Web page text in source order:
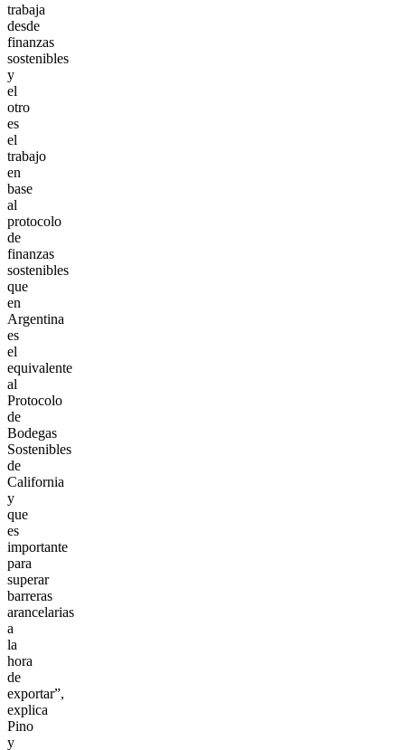
trabaja
desde
finanzas
sostenibles
y
el
otro
es
el
trabajo
en
base
al
protocolo
de
finanzas
sostenibles
que
en
Argentina
es
el
equivalente
al
Protocolo
de
Bodegas
Sostenibles
de
California
y
que
es
importante
para
superar
barreras
arancelarias
a
la
hora
de
exportar”,
explica
Pino
y